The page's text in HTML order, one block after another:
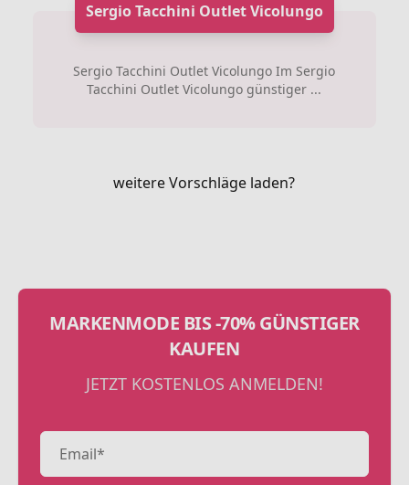
Sergio Tacchini Outlet Vicolungo
Sergio Tacchini Outlet Vicolungo Im Sergio
Tacchini Outlet Vicolungo günstiger ...
weitere Vorschläge laden?
MARKENMODE BIS -70% GÜNSTIGER
KAUFEN
JETZT KOSTENLOS ANMELDEN!